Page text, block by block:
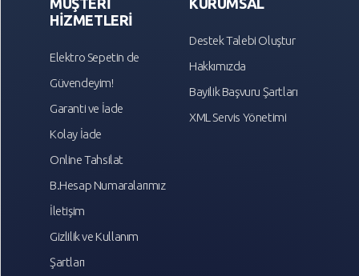
MÜŞTERİ
HİZMETLERİ
Elektro Sepetin de
Güvendeyim!
Garanti ve İade
Kolay İade
Online Tahsilat
B.Hesap Numaralarımız
İletişim
Gizlilik ve Kullanım
Şartları
KURUMSAL
Destek Talebi Oluştur
Hakkımızda
Bayilik Başvuru Şartları
XML Servis Yönetimi